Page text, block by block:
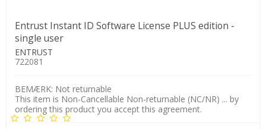
Entrust Instant ID Software License PLUS edition -
single user
ENTRUST
722081
BEMÆRK: Not returnable
This item is Non-Cancellable Non-returnable (NC/NR) ... by
ordering this product you accept this agreement.